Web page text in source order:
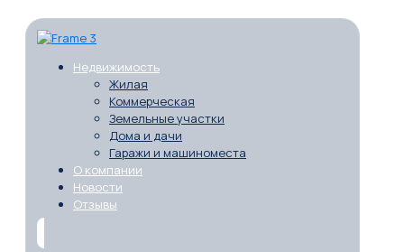
Недвижимость
Жилая
Коммерческая
Земельные участки
Дома и дачи
Гаражи и машиноместа
О компании
Новости
Отзывы